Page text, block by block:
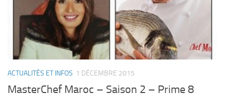
ACTUALITÉS ET INFOS 1 DÉCEMBRE 2015
MasterChef Maroc – Saison 2 – Prime 8